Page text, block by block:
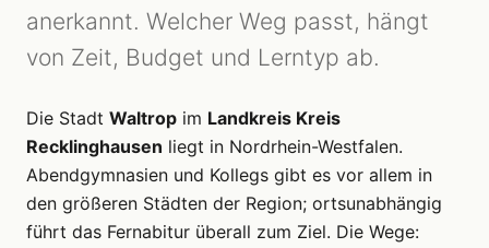
anerkannt. Welcher Weg passt, hängt
von Zeit, Budget und Lerntyp ab.
Die Stadt Waltrop im Landkreis Kreis
Recklinghausen liegt in Nordrhein-Westfalen.
Abendgymnasien und Kollegs gibt es vor allem in
den größeren Städten der Region; ortsunabhängig
führt das Fernabitur überall zum Ziel. Die Wege: